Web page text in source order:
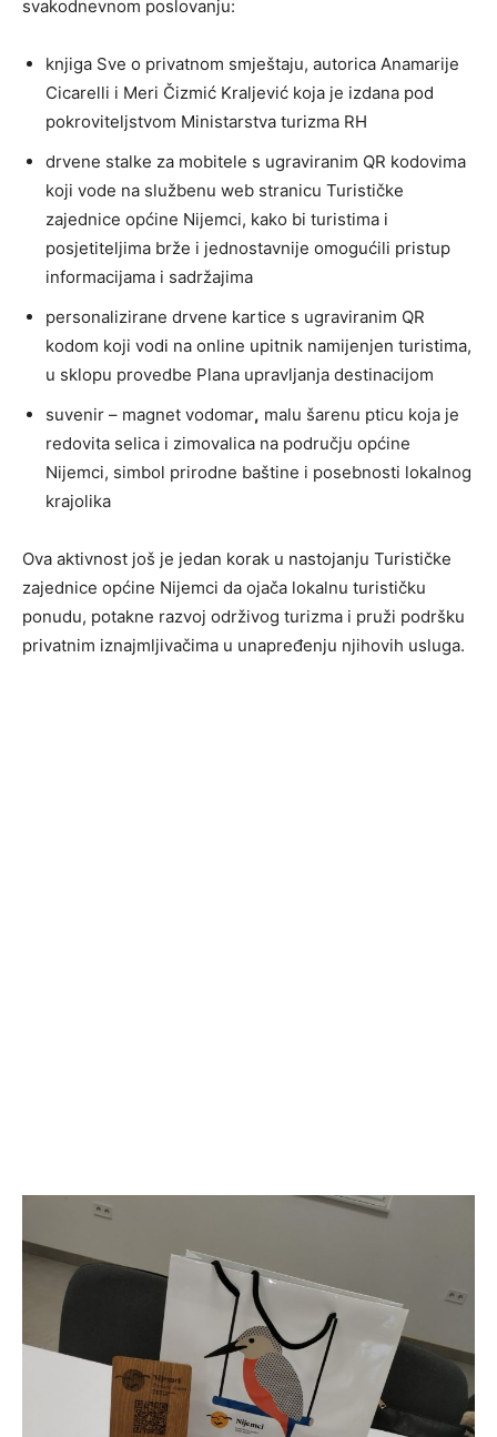
svakodnevnom poslovanju:
knjiga Sve o privatnom smještaju, autorica Anamarije
Cicarelli i Meri Čizmić Kraljević koja je izdana pod
pokroviteljstvom Ministarstva turizma RH
drvene stalke za mobitele s ugraviranim QR kodovima
koji vode na službenu web stranicu Turističke
zajednice općine Nijemci, kako bi turistima i
posjetiteljima brže i jednostavnije omogućili pristup
informacijama i sadržajima
personalizirane drvene kartice s ugraviranim QR
kodom koji vodi na online upitnik namijenjen turistima,
u sklopu provedbe Plana upravljanja destinacijom
suvenir – magnet vodomar, malu šarenu pticu koja je
redovita selica i zimovalica na području općine
Nijemci, simbol prirodne baštine i posebnosti lokalnog
krajolika
Ova aktivnost još je jedan korak u nastojanju Turističke
zajednice općine Nijemci da ojača lokalnu turističku
ponudu, potakne razvoj održivog turizma i pruži podršku
privatnim iznajmljivačima u unapređenju njihovih usluga.